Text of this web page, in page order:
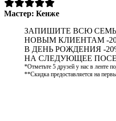
Мастер: Кенже
ЗАПИШИТЕ ВСЮ
НОВЫМ КЛИЕНТАМ -
В ДЕНЬ РОЖДЕНИЯ -
НА СЛЕДУЮЩЕЕ
*Отметьте 5 друзей у нас в ленте
**Скидка предоставляется на